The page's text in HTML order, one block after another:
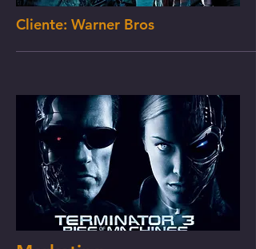
Cliente: Warner Bros